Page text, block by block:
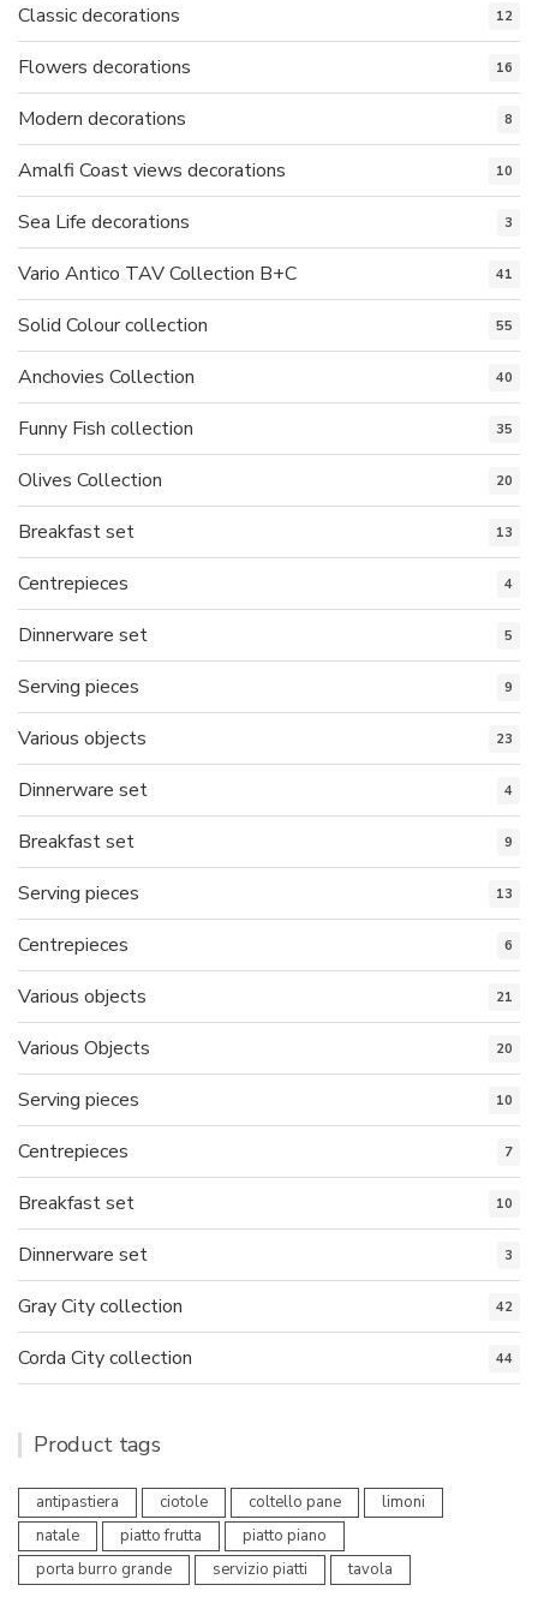
Classic decorations 12
Flowers decorations 16
Modern decorations 8
Amalfi Coast views decorations 10
Sea Life decorations 3
Vario Antico TAV Collection B+C 41
Solid Colour collection 55
Anchovies Collection 40
Funny Fish collection 35
Olives Collection 20
Breakfast set 13
Centrepieces 4
Dinnerware set 5
Serving pieces 9
Various objects 23
Dinnerware set 4
Breakfast set 9
Serving pieces 13
Centrepieces 6
Various objects 21
Various Objects 20
Serving pieces 10
Centrepieces 7
Breakfast set 10
Dinnerware set 3
Gray City collection 42
Corda City collection 44
Product tags
antipastiera ciotole coltello pane
limoni
natale
piatto frutta
piatto piano
porta burro grande
servizio piatti tavola